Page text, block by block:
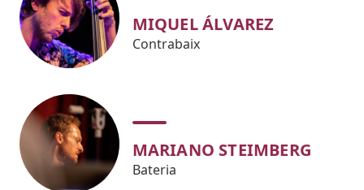
MIQUEL ÁLVAREZ
Contrabaix
MARIANO STEIMBERG
Bateria